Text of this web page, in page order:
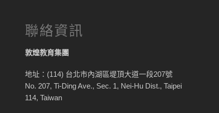
聯絡資訊
敦煌教育集團
地址：(114) 台北市內湖區堤頂大道一段207號
No. 207, Ti-Ding Ave., Sec. 1, Nei-Hu Dist., Taipei
114, Taiwan